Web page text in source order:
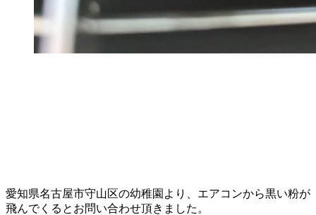
愛知県名古屋市守山区の幼稚園より、エアコンから黒い粉が
飛んでくるとお問い合わせ頂きました。